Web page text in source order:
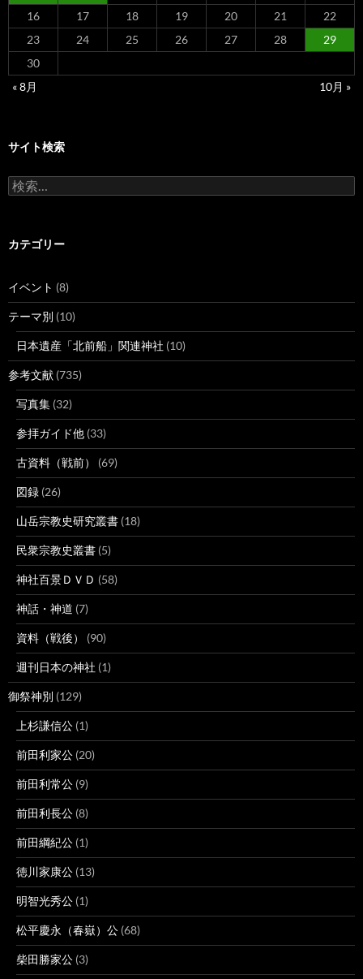
16 17 18 19 20 21
22
23
24 25 26 27 28
29
30
« 8月
10月 »
サイト検索
検
索:
カテゴリー
イベント (8)
テーマ別 (10)
日本遺産「北前船」関連神社 (10)
参考文献 (735)
写真集 (32)
参拝ガイド他 (33)
古資料（戦前） (69)
図録 (26)
山岳宗教史研究叢書 (18)
民衆宗教史叢書 (5)
神社百景ＤＶＤ (58)
神話・神道 (7)
資料（戦後） (90)
週刊日本の神社 (1)
御祭神別 (129)
上杉謙信公 (1)
前田利家公 (20)
前田利常公 (9)
前田利長公 (8)
前田綱紀公 (1)
徳川家康公 (13)
明智光秀公 (1)
松平慶永（春嶽）公 (68)
柴田勝家公 (3)